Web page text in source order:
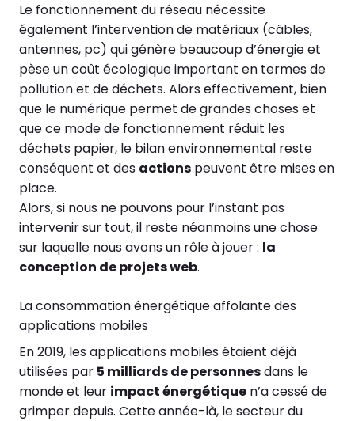
Le fonctionnement du réseau nécessite
également l’intervention de matériaux (câbles,
antennes, pc) qui génère beaucoup d’énergie et
pèse un coût écologique important en termes de
pollution et de déchets. Alors effectivement, bien
que le numérique permet de grandes choses et
que ce mode de fonctionnement réduit les
déchets papier, le bilan environnemental reste
conséquent et des actions peuvent être mises en
place.
Alors, si nous ne pouvons pour l’instant pas
intervenir sur tout, il reste néanmoins une chose
sur laquelle nous avons un rôle à jouer : la
conception de projets web.
La consommation énergétique affolante des
applications mobiles
En 2019, les applications mobiles étaient déjà
utilisées par 5 milliards de personnesdans le
monde et leur impact énergétique n’a cessé de
grimper depuis. Cette année-là, le secteur du